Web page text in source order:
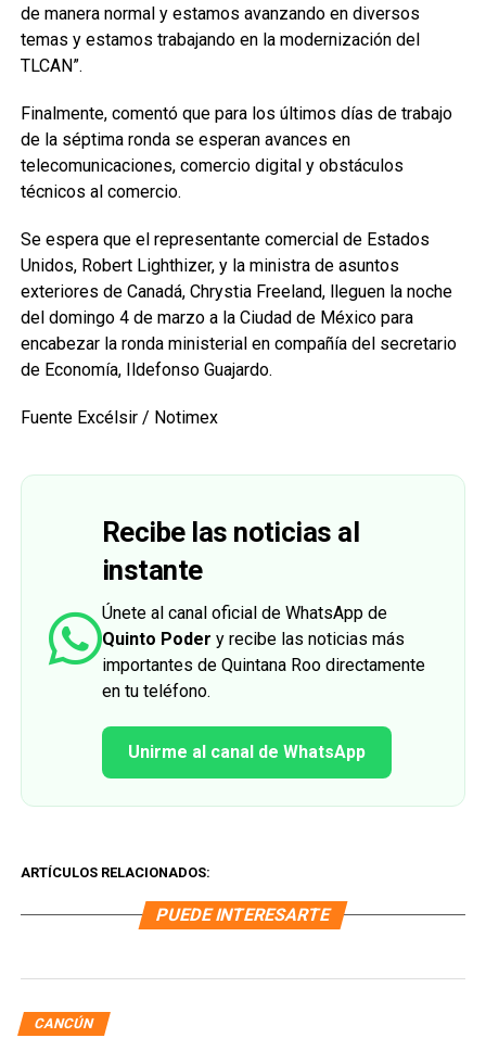
de manera normal y estamos avanzando en diversos
temas y estamos trabajando en la modernización del
TLCAN”.
Finalmente, comentó que para los últimos días de trabajo
de la séptima ronda se esperan avances en
telecomunicaciones, comercio digital y obstáculos
técnicos al comercio.
Se espera que el representante comercial de Estados
Unidos, Robert Lighthizer, y la ministra de asuntos
exteriores de Canadá, Chrystia Freeland, lleguen la noche
del domingo 4 de marzo a la Ciudad de México para
encabezar la ronda ministerial en compañía del secretario
de Economía, Ildefonso Guajardo.
Fuente Excélsir / Notimex
Recibe las noticias al
instante
Únete al canal oficial de WhatsApp de
Quinto Poder y recibe las noticias más
importantes de Quintana Roo directamente
en tu teléfono.
Unirme al canal de WhatsApp
ARTÍCULOS RELACIONADOS:
PUEDE INTERESARTE
CANCÚN